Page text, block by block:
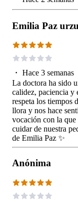
Emilia Paz
・ Hace 3 semanas
La doctora ha sido
calidez, paciencia y
respeta los tiempos
llora y nos hace
vocación con la que
cuidar de nuestra
de Emilia Paz ✨
Anónima